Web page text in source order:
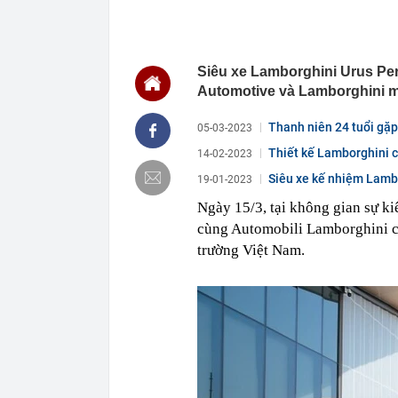
đổi đời: Hơn
00:40
Việt Nam có
năm: Từng
nước, được
00:37
Việt Nam có
quyên đẹp
00:26
Chữ ký của
00:07
Honda lỗ 10
USD năm
00:04
Cựu vương
tăng từ 0 lên
Vietcap gọi
Trung Quốc
giới siêu
Siêu xe Lamborghini Urus
Automotive và Lamborghini
05-03-2023 Thanh niên 24 tuổi
14-02-2023
Thiết kế Lamborghini
19-01-2023
Siêu xe kế nhiệm
Ngày 15/3, tại không gian sự
cùng Automobili Lamborghini
trường Việt Nam.